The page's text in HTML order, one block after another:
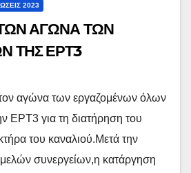
2023
ΑΓΩΝΑ ΤΩΝ
ΤΗΣ ΕΡΤ3
αγώνα των εργαζομένων όλων
ΕΡΤ3 για τη διατήρηση του
του καναλιού.Μετά την
συνεργείων,η κατάργηση